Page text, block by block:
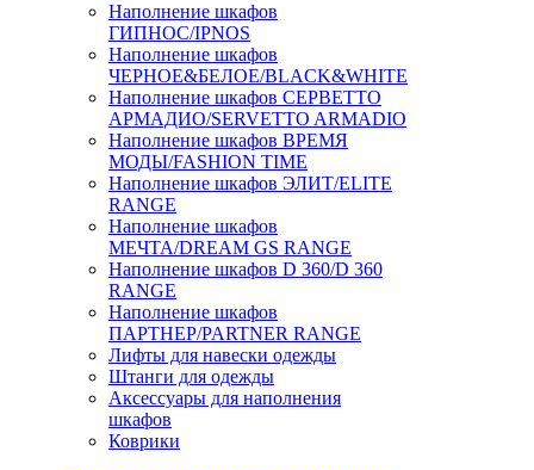
Наполнение шкафов
ГИПНОС/IPNOS
Наполнение шкафов
ЧЕРНОЕ&БЕЛОЕ/BLACK&WHITE
Наполнение шкафов СЕРВЕТТО
АРМАДИО/SERVETTO ARMADIO
Наполнение шкафов ВРЕМЯ
МОДЫ/FASHION TIME
Наполнение шкафов ЭЛИТ/ELITE
RANGE
Наполнение шкафов
МЕЧТА/DREAM GS RANGE
Наполнение шкафов D 360/D 360
RANGE
Наполнение шкафов
ПАРТНЕР/PARTNER RANGE
Лифты для навески одежды
Штанги для одежды
Аксессуары для наполнения
шкафов
Коврики